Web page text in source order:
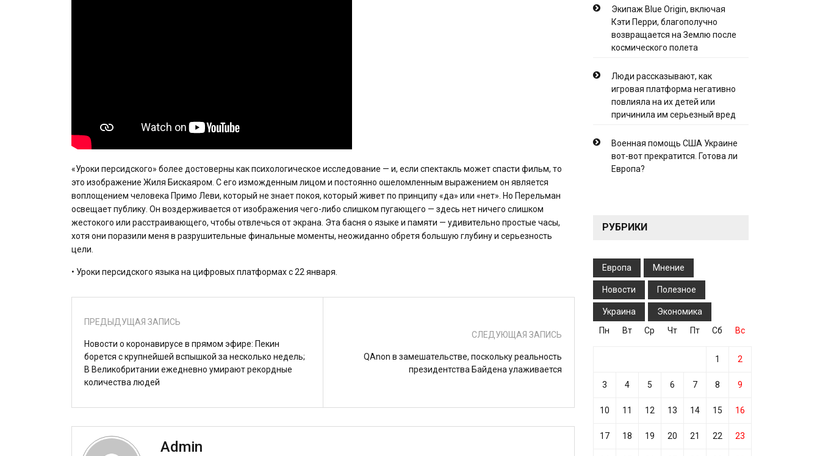
«Уроки персидского» более достоверны как психологическое исследование — и, если спектакль может спасти фильм, то
это изображение Жиля Бискаяром. С его изможденным лицом и постоянно ошеломленным выражением он является
воплощением человека Примо Леви, который не знает покоя, который живет по принципу «да» или «нет». Но Перельман
освещает публику. Он воздерживается от изображения чего-либо слишком пугающего — здесь нет ничего слишком
жестокого или расстраивающего, чтобы отвлечься от экрана. Эта басня о языке и памяти — удивительно простые часы,
хотя они поразили меня в разрушительные финальные моменты, неожиданно обретя большую глубину и серьезность
цели.
• Уроки персидского языка на цифровых платформах с 22 января.
ПРЕДЫДУЩАЯ ЗАПИСЬ
Новости о коронавирусе в прямом эфире: Пекин
борется с крупнейшей вспышкой за несколько недель;
В Великобритании ежедневно умирают рекордные
количества людей
СЛЕДУЮЩАЯ ЗАПИСЬ
QAnon в замешательстве, поскольку реальность
президентства Байдена улаживается
Admin
Экипаж Blue Origin, включая
Кэти Перри, благополучно
возвращается на Землю после
космического полета
Люди рассказывают, как
игровая платформа негативно
повлияла на их детей или
причинила им серьезный вред
Военная помощь США Украине
вот-вот прекратится. Готова ли
Европа?
РУБРИКИ
Европа Мнение
Новости Полезное
Украина Экономика
Пн Вт Ср Чт Пт Сб Вс
1 2
3 4 5 6 7 8 9
10 11 12 13 14 15 16
17 18 19 20 21 22 23